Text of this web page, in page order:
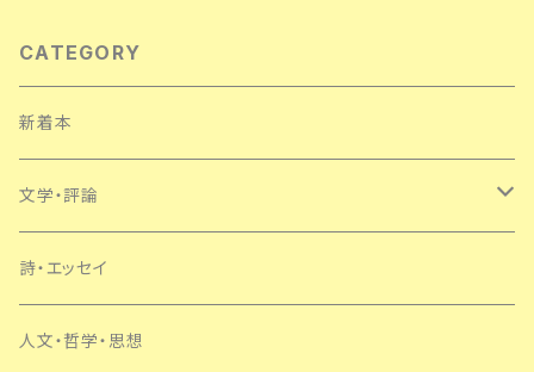
CATEGORY
新着本
文学・評論
日本
外国
詩・エッセイ
人文・哲学・思想